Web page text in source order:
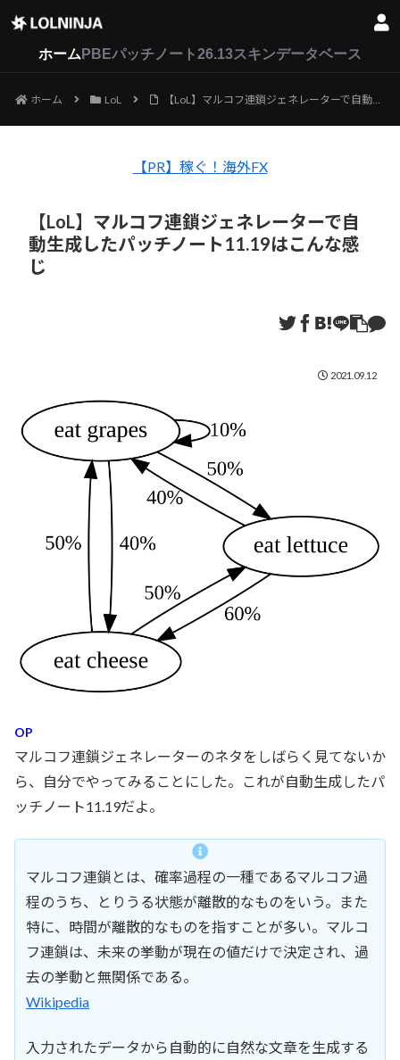
ホーム PBEパッチノート26.13スキンデータベース
ホーム LoL 【LoL】マルコフ連鎖ジェネレーターで自動生成したパッチノート11.19はこんな感じ
【PR】稼ぐ！海外FX
【LoL】マルコフ連鎖ジェネレーターで自
動生成したパッチノート11.19はこんな感
じ
2021.09.12
OP
マルコフ連鎖ジェネレーターのネタをしばらく見てないか
ら、自分でやってみることにした。これが自動生成したパ
ッチノート11.19だよ。
マルコフ連鎖とは、確率過程の一種であるマルコフ過
程のうち、とりうる状態が離散的なものをいう。また
特に、時間が離散的なものを指すことが多い。マルコ
フ連鎖は、未来の挙動が現在の値だけで決定され、過
去の挙動と無関係である。
Wikipedia
入力されたデータから自動的に自然な文章を生成する